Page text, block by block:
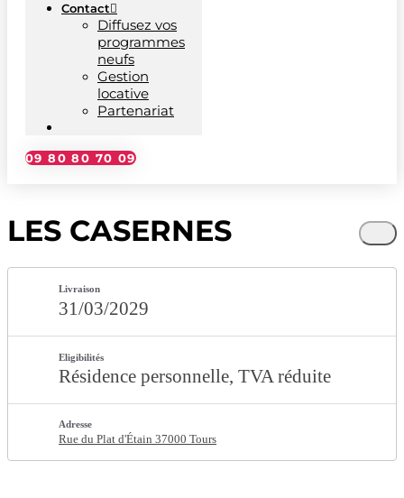
Contact
Diffusez vos
programmes
neufs
Gestion
locative
Partenariat
09 80 80 70 09
LES CASERNES
Livraison
31/03/2029
Eligibilités
Résidence personnelle TVA réduite
Adresse
Rue du Plat d'Étain 37000 Tours